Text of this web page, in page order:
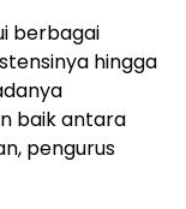
berbagai
hingga
baik antara
pengurus